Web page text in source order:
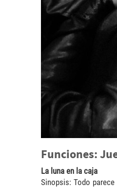
Funciones:
La luna en la caja
Sinopsis: Todo